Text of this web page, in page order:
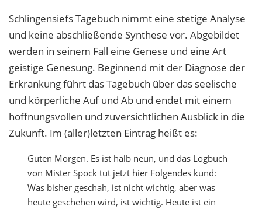
Schlingensiefs Tagebuch nimmt eine stetige Analyse
und keine abschließende Synthese vor. Abgebildet
werden in seinem Fall eine Genese und eine Art
geistige Genesung. Beginnend mit der Diagnose der
Erkrankung führt das Tagebuch über das seelische
und körperliche Auf und Ab und endet mit einem
hoffnungsvollen und zuversichtlichen Ausblick in die
Zukunft. Im (aller)letzten Eintrag heißt es:
Guten Morgen. Es ist halb neun, und das Logbuch
von Mister Spock tut jetzt hier Folgendes kund:
Was bisher geschah, ist nicht wichtig, aber was
heute geschehen wird, ist wichtig. Heute ist ein